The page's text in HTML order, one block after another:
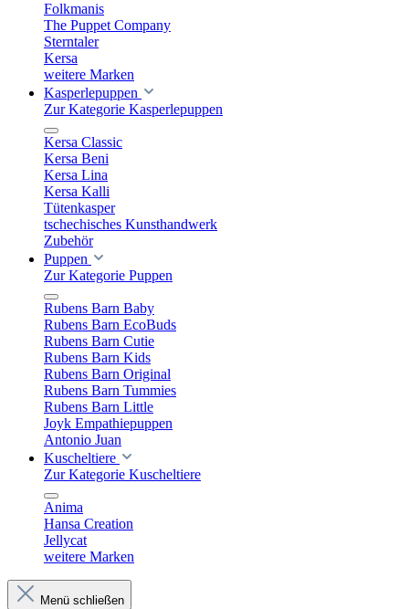
Folkmanis
The Puppet Company
Sterntaler
Kersa
weitere Marken
Kasperlepuppen
Zur Kategorie Kasperlepuppen
Kersa Classic
Kersa Beni
Kersa Lina
Kersa Kalli
Tütenkasper
tschechisches Kunsthandwerk
Zubehör
Puppen
Zur Kategorie Puppen
Rubens Barn Baby
Rubens Barn EcoBuds
Rubens Barn Cutie
Rubens Barn Kids
Rubens Barn Original
Rubens Barn Tummies
Rubens Barn Little
Joyk Empathiepuppen
Antonio Juan
Kuscheltiere
Zur Kategorie Kuscheltiere
Anima
Hansa Creation
Jellycat
weitere Marken
Menü schließen